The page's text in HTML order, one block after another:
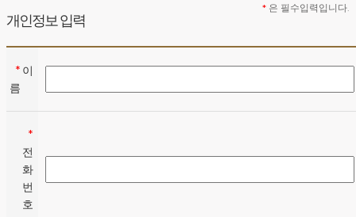
관심 고객 정보 및 정기 관리 상담 등 문의 처리
마케팅 및 광고홍보에 활용
3. 개인정보의 보유 및 이용기간
니다. 파기절차 및 방법은 다음과 같습니다.
보유 및 이용기간 : 작업 완료 또는 개인정보 수집 및 이용목적 달성시까지
종이에 출력된 개인정보 : 분쇄기로 분쇄하거나 소각
개인정보 입력
* 은 필수입력입니다.
* 이
름
*
전
화
번
호